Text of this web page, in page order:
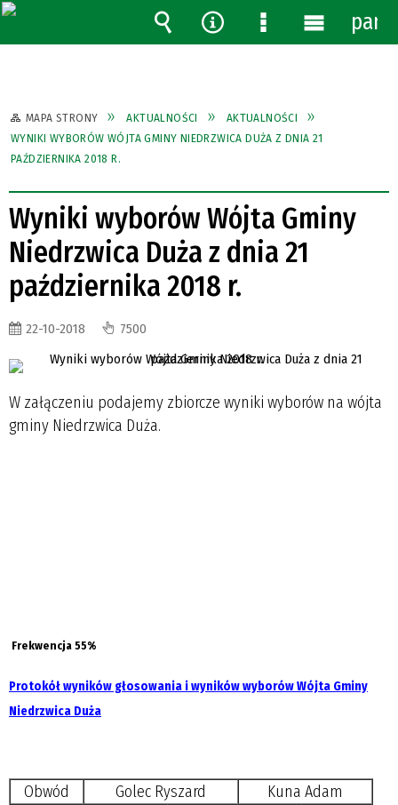
MAPA STRONY AKTUALNOŚCI
AKTUALNOŚCI
WYNIKI WYBORÓW WÓJTA GMINY NIEDRZWICA DUŻA Z DNIA 21
PAŹDZIERNIKA 2018 R.
Wyniki wyborów Wójta Gminy
Niedrzwica Duża z dnia 21
października 2018 r.
22-10-2018 7500
W załączeniu podajemy zbiorcze wyniki wyborów na wójta
gminy Niedrzwica Duża.
Frekwencja 55%
Protokół wyników głosowania i wyników wyborów Wójta Gminy
Niedrzwica Duża
Obwód Golec Ryszard
Kuna Adam
Wyszukiwarka
Narzędzia
MenuMenu